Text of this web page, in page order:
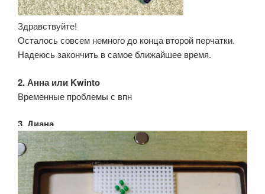
Здравствуйте!
Осталось совсем немного до конца второй перчатки.
Надеюсь закончить в самое ближайшее время.
2. Анна или Kwinto
Временные проблемы с впн
3. Диана